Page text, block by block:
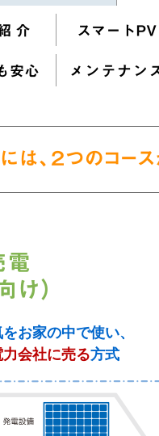
お家の中で使い、
会社に売る方式